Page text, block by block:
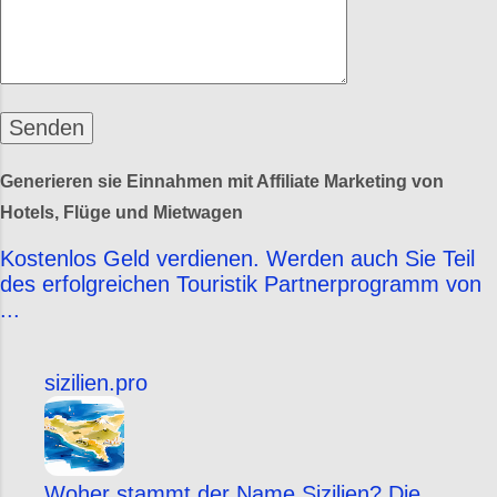
Generieren sie Einnahmen mit Affiliate Marketing von
Hotels, Flüge und Mietwagen
Kostenlos Geld verdienen. Werden auch Sie Teil
des erfolgreichen Touristik Partnerprogramm von
...
sizilien.pro